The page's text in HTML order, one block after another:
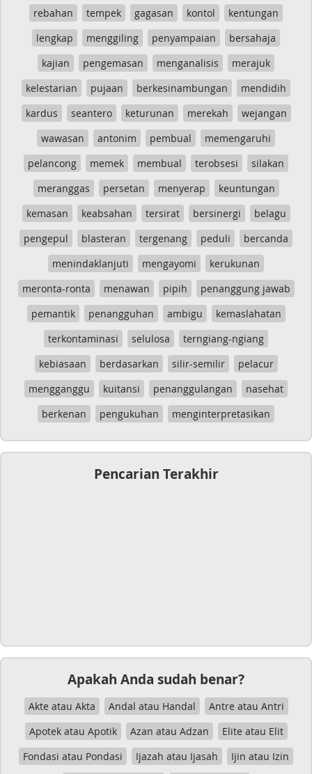
rebahan tempek gagasan kontol
kentungan
lengkap
menggiling penyampaian
bersahaja
kajian
pengemasan menganalisis
merajuk
kelestarian
pujaan berkesinambungan
mendidih
kardus
seantero keturunan merekah
wejangan
wawasan
antonim pembual
memengaruhi
pelancong
memek membual terobsesi
silakan
meranggas
persetan menyerap
keuntungan
kemasan
keabsahan tersirat bersinergi
belagu
pengepul
blasteran tergenang peduli
bercanda
menindaklanjuti
mengayomi
kerukunan
meronta-ronta
menawan pipih
penanggung jawab
pemantik
penangguhan ambigu
kemaslahatan
terkontaminasi
selulosa
terngiang-ngiang
kebiasaan
berdasarkan silir-semilir
pelacur
mengganggu
kuitansi penanggulangan
nasehat
berkenan
pengukuhan menginterpretasikan
Pencarian Terakhir
Apakah Anda sudah benar?
Akte atau Akta Andal atau Handal
Antre atau Antri
Apotek atau Apotik
Azan atau Adzan
Elite atau Elit
Fondasi atau Pondasi
Ijazah atau Ijasah
Ijin atau Izin